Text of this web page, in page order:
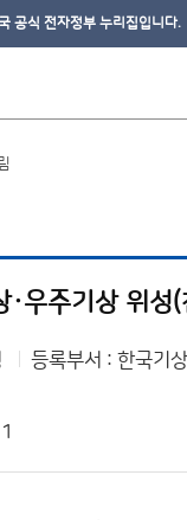
공식 전자정부 누리집입니다.
등록부서 : 한국기